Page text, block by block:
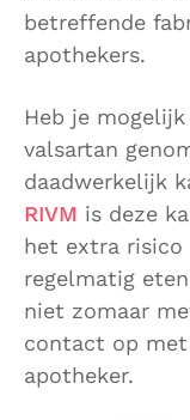
betreffende
apothekers.
Heb je
valsartan
daadwerkelijk
RIVM is deze
het extra risico
regelmatig
niet zomaar
contact op
apotheker.